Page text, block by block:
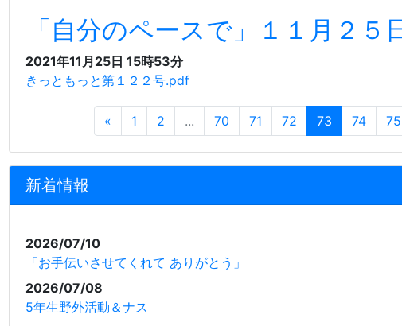
「自分のペースで」１１月２５
2021年11月25日 15時53分
きっともっと第１２２号.pdf
« 1 2 ... 70 71 72 73 74 75
新着情報
2026/07/10
「お手伝いさせてくれて ありがとう」
2026/07/08
5年生野外活動＆ナス